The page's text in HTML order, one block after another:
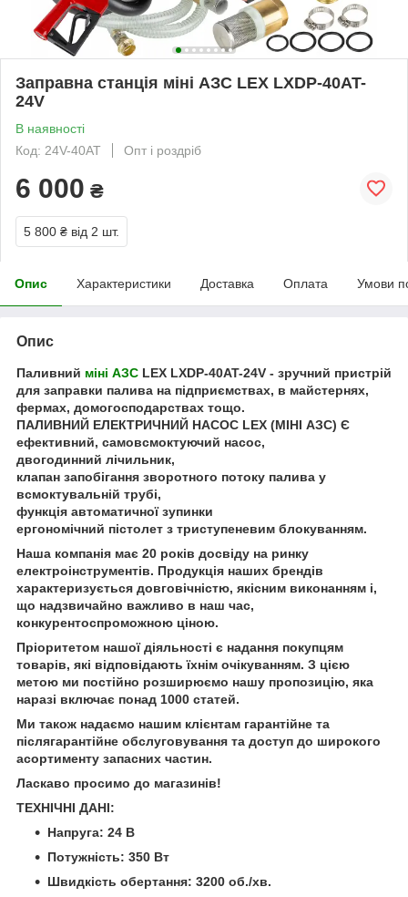
Заправна станція міні АЗС LEX LXDP-40AT-
24V
В наявності
Код: 24V-40AT
Опт і роздріб
6 000 ₴
5 800 ₴ від 2 шт.
Опис Характеристики Доставка Оплата Умови
Опис
Паливний міні АЗС LEX LXDP-40AT-24V - зручний пристрій
для заправки палива на підприємствах, в майстернях,
фермах, домогосподарствах тощо.
ПАЛИВНИЙ ЕЛЕКТРИЧНИЙ НАСОС LEX (МІНІ АЗС) Є
ефективний, самовсмоктуючий насос,
двогодинний лічильник,
клапан запобігання зворотного потоку палива у
всмоктувальній трубі,
функція автоматичної зупинки
ергономічний пістолет з триступеневим блокуванням.
Наша компанія має 20 років досвіду на ринку
електроінструментів. Продукція наших брендів
характеризується довговічністю, якісним виконанням і,
що надзвичайно важливо в наш час,
конкурентоспроможною ціною.
Пріоритетом нашої діяльності є надання покупцям
товарів, які відповідають їхнім очікуванням. З цією
метою ми постійно розширюємо нашу пропозицію, яка
наразі включає понад 1000 статей.
Ми також надаємо нашим клієнтам гарантійне та
післягарантійне обслуговування та доступ до широкого
асортименту запасних частин.
Ласкаво просимо до магазинів!
ТЕХНІЧНІ ДАНІ:
Напруга: 24 В
Потужність: 350 Вт
Швидкість обертання: 3200 об./хв.